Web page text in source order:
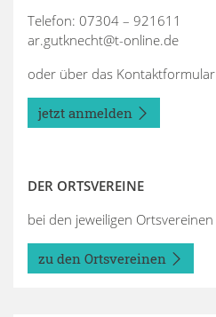
Telefon: 07304 – 921611
ar.gutknecht@t-online.de
oder über das Kontaktformular
jetzt anmelden
DER ORTSVEREINE
bei den jeweiligen Ortsvereinen
zu den Ortsvereinen